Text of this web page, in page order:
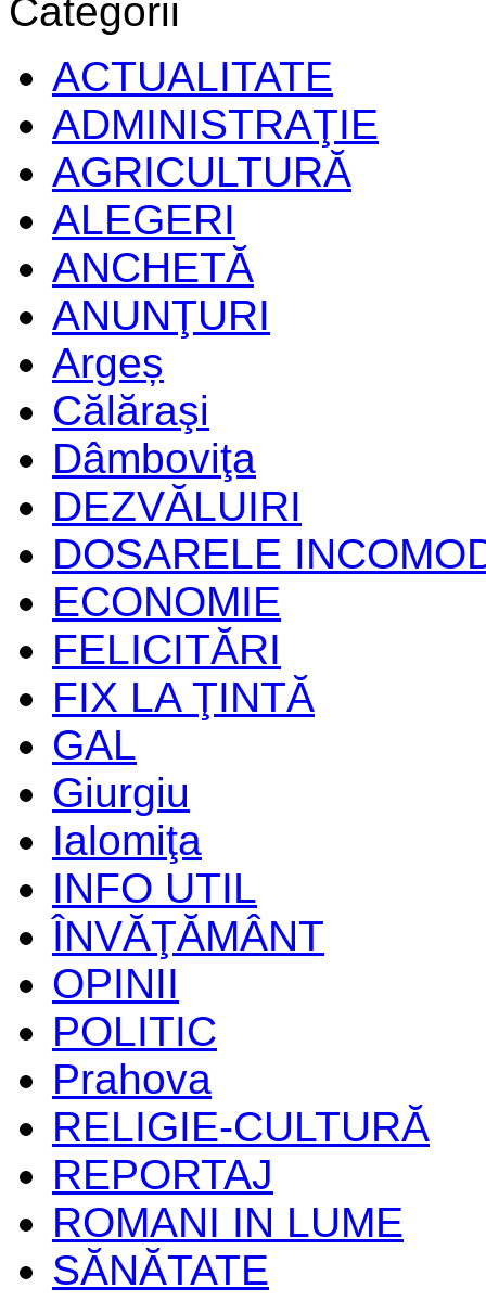
Categorii
ACTUALITATE
ADMINISTRAŢIE
AGRICULTURĂ
ALEGERI
ANCHETĂ
ANUNŢURI
Argeș
Călăraşi
Dâmboviţa
DEZVĂLUIRI
DOSARELE
ECONOMIE
FELICITĂRI
FIX LA ŢINTĂ
GAL
Giurgiu
Ialomiţa
INFO UTIL
ÎNVĂŢĂMÂNT
OPINII
POLITIC
Prahova
RELIGIE-CULTURĂ
REPORTAJ
ROMANI IN LUME
SĂNĂTATE